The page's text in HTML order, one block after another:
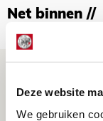
Deze website
We gebruiken
Net binnen //
Ajax -
06 AUGUSTUS 2026 -